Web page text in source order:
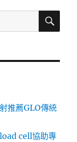
搜
推薦GLO傳統
cell協助專